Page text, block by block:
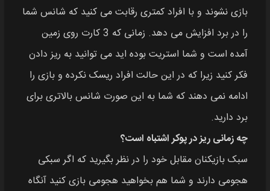
بازی نشوند و با افراد کمتری رقابت می کنید که شانس شما
را در برد افزایش می دهد. زمانی که 3 کارت روی زمین
آمده است و شما استریت بوده اید می توانید به ریز دادن
فکر کنید زیرا که در این حالت افراد ریسک نکرده و بازی را
ادامه نمی دهند که شما به این صورت شانس بالاتری برای
برد دارید.
چه زمانی ریز در پوکر اشتباه است؟
سبک بازیکنان مقابل خود را در نظر بگیرید که اگر سبکی
هجومی دارند و شما هم بخواهید هجومی بازی کنید آنگاه